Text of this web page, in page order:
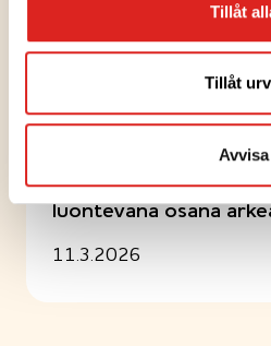
Tillåt
Tillåt
Avvisa
Valmiiden aterian
luontevana osana
11.3.2026